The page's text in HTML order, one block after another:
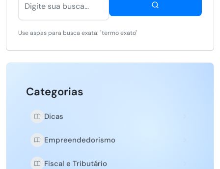
Use aspas para busca exata: "termo exato"
Categorias
Dicas
Empreendedorismo
Fiscal e Tributário